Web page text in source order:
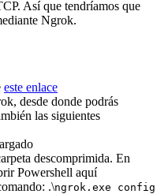
Así que tendríamos que
Ngrok.
este enlace
desde donde podrás
las siguientes
descomprimida. En
Powershell aquí
.\ngrok.exe config